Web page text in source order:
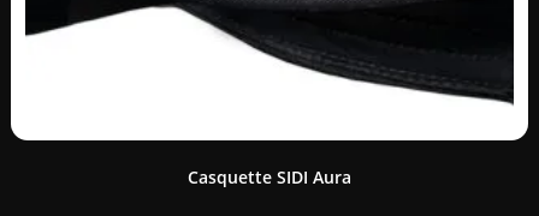
Casquette SIDI Aura